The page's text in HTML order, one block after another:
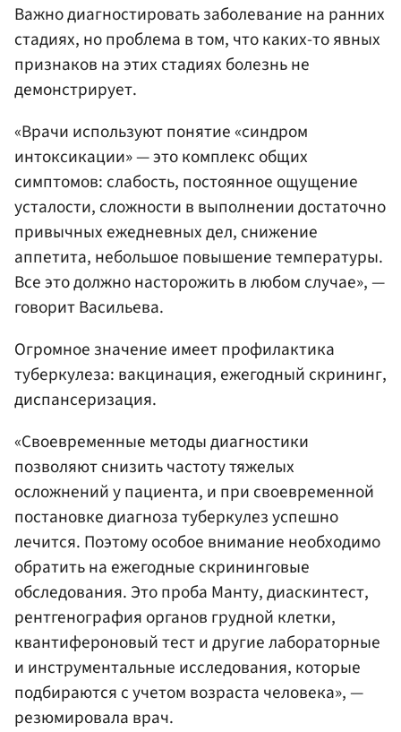
Важно диагностировать заболевание на ранних
стадиях, но проблема в том, что каких-то явных
признаков на этих стадиях болезнь не
демонстрирует.
«Врачи используют понятие «синдром
интоксикации» — это комплекс общих
симптомов: слабость, постоянное ощущение
усталости, сложности в выполнении достаточно
привычных ежедневных дел, снижение
аппетита, небольшое повышение температуры.
Все это должно насторожить в любом случае», —
говорит Васильева.
Огромное значение имеет профилактика
туберкулеза: вакцинация, ежегодный скрининг,
диспансеризация.
«Своевременные методы диагностики
позволяют снизить частоту тяжелых
осложнений у пациента, и при своевременной
постановке диагноза туберкулез успешно
лечится. Поэтому особое внимание необходимо
обратить на ежегодные скрининговые
обследования. Это проба Манту, диаскинтест,
рентгенография органов грудной клетки,
квантифероновый тест и другие лабораторные
и инструментальные исследования, которые
подбираются с учетом возраста человека», —
резюмировала врач.